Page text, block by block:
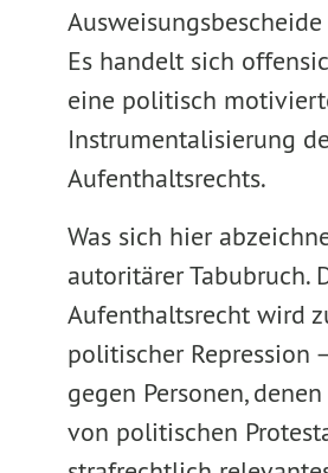
Ausweisungsbescheide
Es handelt sich
eine politisch
Instrumentalisierung
Aufenthaltsrechts.
Was sich hier
autoritärer Tabubruch.
Aufenthaltsrecht wird
politischer Repression
gegen Personen,
von politischen